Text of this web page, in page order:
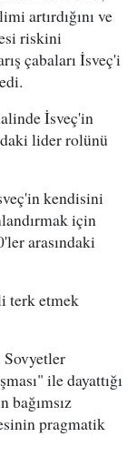
artırdığını ve
riskini
çabaları İsveç'i
İsveç'in
lider rolünü
kendisini
için
arasındaki
terk etmek
Sovyetler
ile dayattığı
bağımsız
pragmatik